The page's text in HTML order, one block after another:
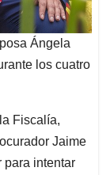
Ángela
los cuatro
Fiscalía,
Jaime
para intentar